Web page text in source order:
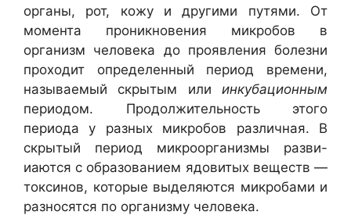
органы, рот, кожу и другими путями. От
момента про­никновения микробов в
организм человека до проявления болезни
проходит определенный период времени,
называемый скрытым или инкубационным
периодом. Продолжительность этого
периода у раз­ных микробов различная. В
скрытый период микроорганизмы разви-
иаются с образованием ядовитых веществ —
токсинов, которые вы­деляются микробами и
разносятся по организму человека.